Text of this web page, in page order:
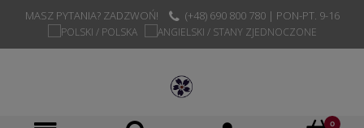
MASZ PYTANIA? ZADZWOŃ! (+48) 690 800 780 | PON-PT. 9-16